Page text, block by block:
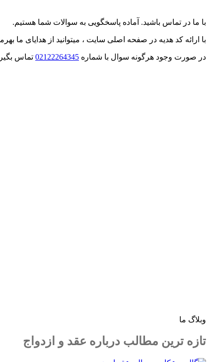
با ما در تماس باشید. آماده پاسخگویی به سوالات شما هستیم.
با ارائه کد هدیه در صفحه اصلی سایت ، میتوانید از هدایای ما
در صورت وجود هرگونه سوال با شماره 02122264345 تماس
وبلاگ ما
تازه ترین مطالب درباره عقد و ازدواج